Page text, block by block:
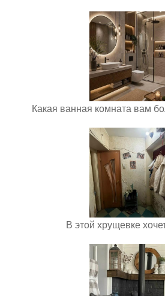
Какая ванная комната вам
В этой хрущевке